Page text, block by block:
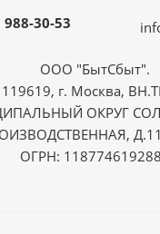
988-30-53
ООО "БытСбыт".
119619, г. Москва,
ОКРУГ
ОГРН: